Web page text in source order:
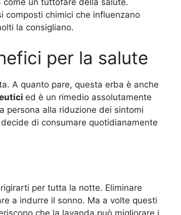
come un tuttofare della salute.
composti chimici che influenzano
la consigliano.
per la salute
A quanto pare, questa erba è anche
ed è un rimedio assolutamente
persona alla riduzione dei sintomi
di consumare quotidianamente
per tutta la notte. Eliminare
a indurre il sonno. Ma a volte questi